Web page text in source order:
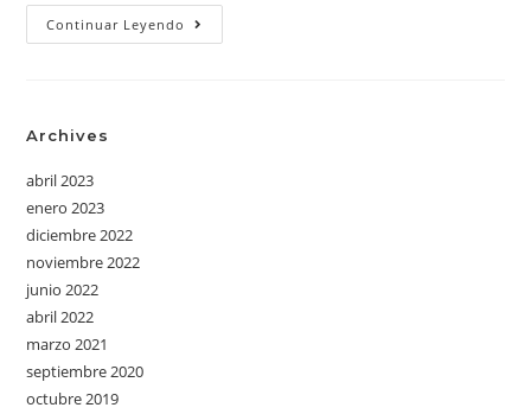
Continuar Leyendo
Archives
abril 2023
enero 2023
diciembre 2022
noviembre 2022
junio 2022
abril 2022
marzo 2021
septiembre 2020
octubre 2019